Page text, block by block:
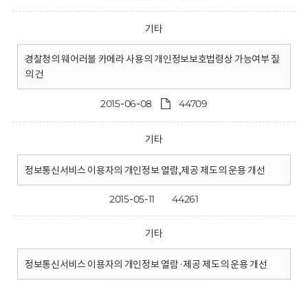
기타
경찰청의 웨어러블 카메라 사용의 개인정보보호법령상 가능여부 질
의 건
2015-06-08 44709
기타
정보통신서비스 이용자의 개인정보 열람,제공 제도의 운용 개선
2015-05-11 44261
기타
정보통신서비스 이용자의 개인정보 열람·제공 제도의 운용 개선